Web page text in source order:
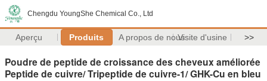
Chengdu YoungShe Chemical Co., Ltd
Aperçu Produits A propos de nousVisite d'usine >>
Poudre de peptide de croissance des cheveux améliorée
Peptide de cuivre/ Tripeptide de cuivre-1/ GHK-Cu en bleu